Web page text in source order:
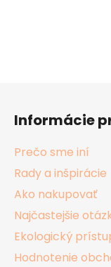
Informácie
Prečo sme iní
Rady a inšpirácie
Ako nakupovať
Najčastejšie
Ekologický
Hodnotenie